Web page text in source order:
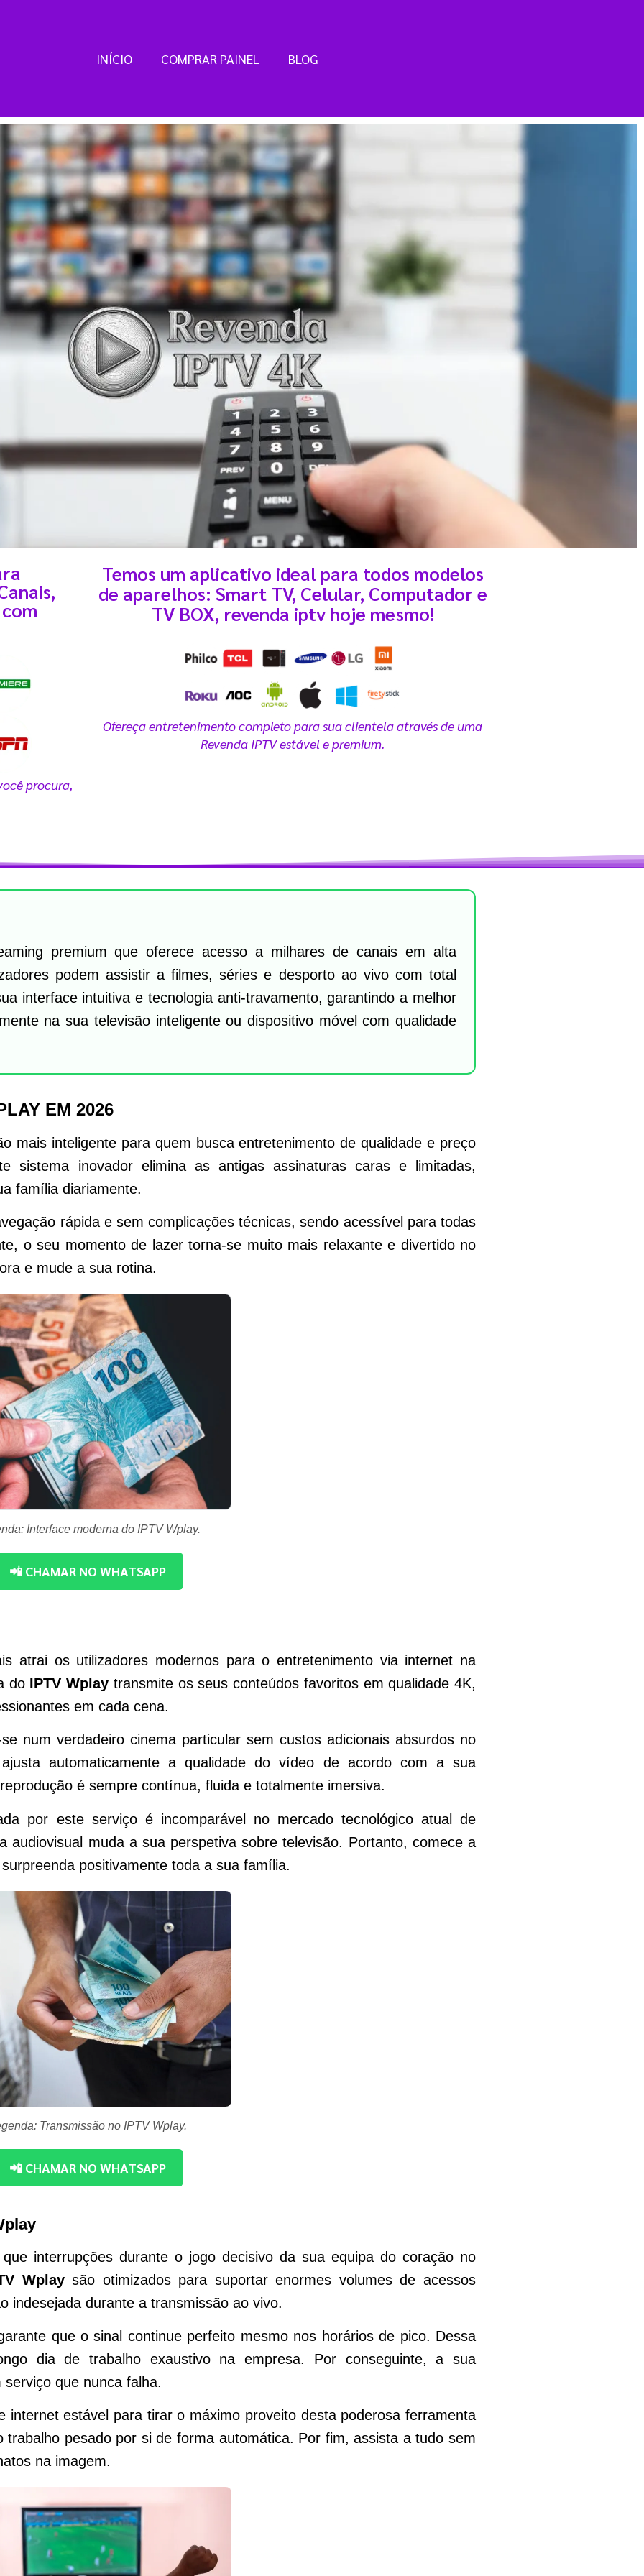
INÍCIO COMPRAR PAINEL BLOG
ao IPTV Wplay com ativação imediata.
qualidade e sem interrupções na tela.
procura,
Temos um aplicativo ideal para todos modelos
de aparelhos: Smart TV, Celular, Computador e
TV BOX, revenda iptv hoje mesmo!
Ofereça entretenimento completo para sua clientela através de uma
Revenda IPTV estável e premium.
premium que oferece acesso a milhares de canais em alta
podem assistir a filmes, séries e desporto ao vivo com total
interface intuitiva e tecnologia anti-travamento, garantindo a melhor
na sua televisão inteligente ou dispositivo móvel com qualidade
EM 2026
mais inteligente para quem busca entretenimento de qualidade e preço
sistema inovador elimina as antigas assinaturas caras e limitadas,
família diariamente.
rápida e sem complicações técnicas, sendo acessível para todas
o seu momento de lazer torna-se muito mais relaxante e divertido no
e mude a sua rotina.
Interface moderna do IPTV Wplay.
📲 CHAMAR NO WHATSAPP
atrai os utilizadores modernos para o entretenimento via internet na
do IPTV Wplay transmite os seus conteúdos favoritos em qualidade 4K,
em cada cena.
num verdadeiro cinema particular sem custos adicionais absurdos no
automaticamente a qualidade do vídeo de acordo com a sua
é sempre contínua, fluida e totalmente imersiva.
por este serviço é incomparável no mercado tecnológico atual de
audiovisual muda a sua perspetiva sobre televisão. Portanto, comece a
positivamente toda a sua família.
Transmissão no IPTV Wplay.
📲 CHAMAR NO WHATSAPP
interrupções durante o jogo decisivo da sua equipa do coração no
Wplaysão otimizados para suportar enormes volumes de acessos
indesejada durante a transmissão ao vivo.
que o sinal continue perfeito mesmo nos horários de pico. Dessa
dia de trabalho exaustivo na empresa. Por conseguinte, a sua
que nunca falha.
estável para tirar o máximo proveito desta poderosa ferramenta
pesado por si de forma automática. Por fim, assista a tudo sem
na imagem.